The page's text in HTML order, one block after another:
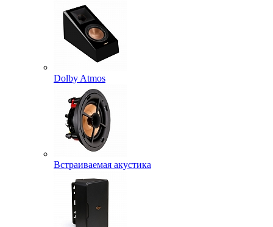
Dolby Atmos
Встраиваемая акустика